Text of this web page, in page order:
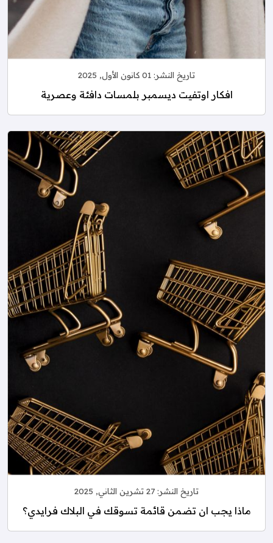
تاريخ النشر: 01 كانون الأول, 2025
افكار اوتفيت ديسمبر بلمسات دافئة وعصرية
تاريخ النشر: 27 تشرين الثاني, 2025
ماذا يجب ان تضمن قائمة تسوقك في البلاك فرايدي؟